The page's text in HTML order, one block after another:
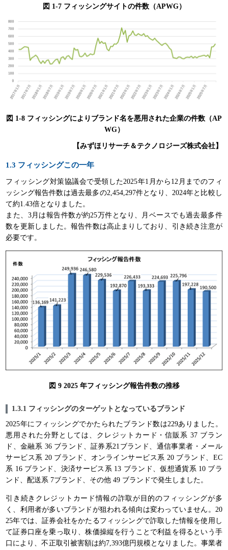
図 1-7 フィッシングサイトの件数（APWG）
図 1-8 フィッシングによりブランド名を悪用された企業の件数（AP
WG）
【みずほリサーチ＆テクノロジーズ株式会社】
1.3 フィッシングこの一年
フィッシング対策協議会で受領した2025年1月から12月までのフィ
ッシング報告件数は過去最多の2,454,297件となり、2024年と比較し
て約1.43倍となりました。
また、3月は報告件数が約25万件となり、月ベースでも過去最多件
数を更新しました。報告件数は高止まりしており、引き続き注意が
必要です。
図 9 2025 年フィッシング報告件数の推移
1.3.1 フィッシングのターゲットとなっているブランド
2025年にフィッシングでかたられたブランド数は229ありました。
悪用された分野としては、クレジットカード・信販系 37 ブラン
ド、金融系 36 ブランド、証券系21ブランド、通信事業者・メール
サービス系 20 ブランド、オンラインサービス系 20 ブランド、EC
系 16 ブランド、決済サービス系 13 ブランド、仮想通貨系 10 ブラ
ンド、配送系 7ブランド、その他 49 ブランドで発生しました。
引き続きクレジットカード情報の詐取が目的のフィッシングが多
く、利用者が多いブランドが狙われる傾向は変わっていません。20
25年では、証券会社をかたるフィッシングで詐取した情報を使用し
て証券口座を乗っ取り、株価操縦を行うことで利益を得るという手
口により、不正取引被害額は約7,393億円規模となりました。事業者